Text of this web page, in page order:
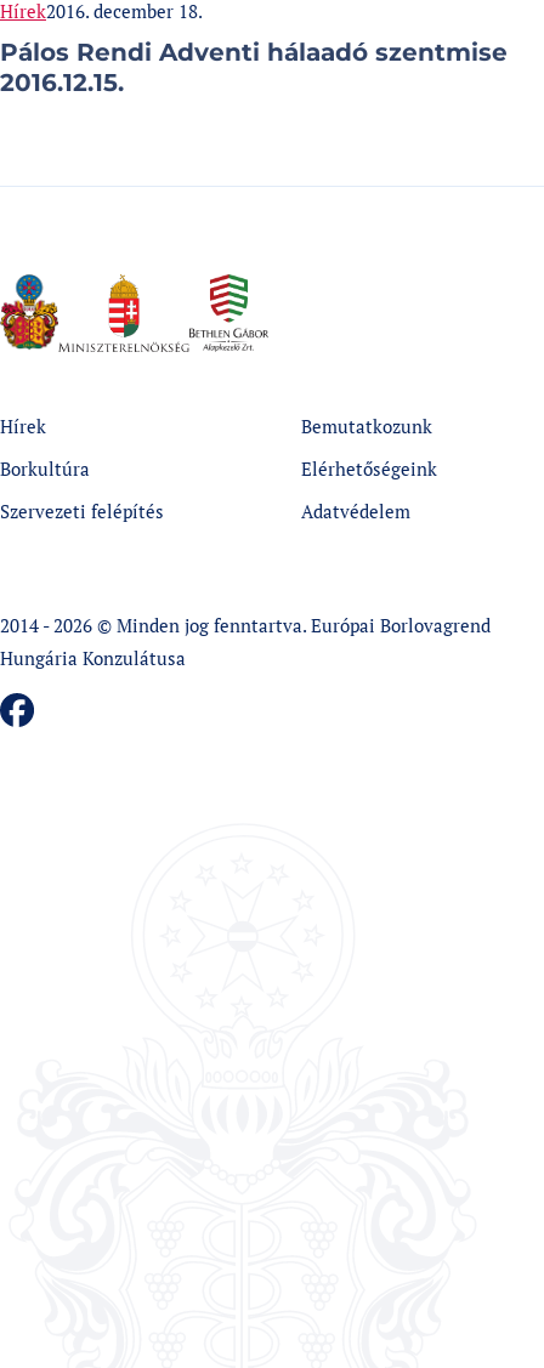
Categories:
HírekPublished at
2016. december 18.
Pálos Rendi Adventi hálaadó szentmise
2016.12.15.
Hírek
Borkultúra
Szervezeti felépítés
Bemutatkozunk
Elérhetőségeink
Adatvédelem
2014 - 2026 © Minden jog fenntartva. Európai Borlovagrend
Hungária Konzulátusa